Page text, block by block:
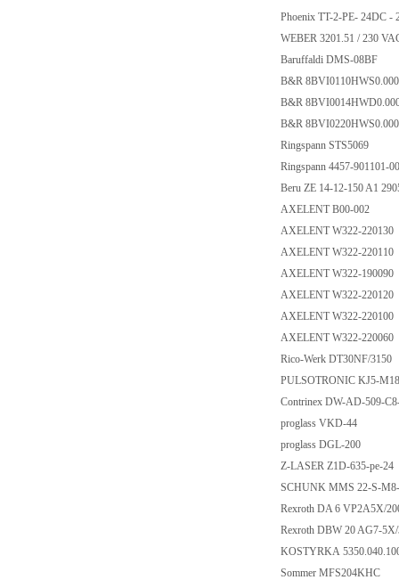
Phoenix TT-2-PE-
WEBER 3201.51 /
Baruffaldi DMS-
B&R
B&R
B&R
Ringspann
Ringspann 4457-
Beru ZE 14-12-150
AXELENT B00-
AXELENT W322-
AXELENT W322-
AXELENT W322-
AXELENT W322-
AXELENT W322-
AXELENT W322-
Rico-Werk DT30NF/
PULSOTRONIC
Contrinex DW-AD-
proglass VKD-44
proglass DGL-200
Z-LASER Z1D-635-
SCHUNK MMS 22-
Rexroth DA 6
Rexroth DBW 20 AG7-
KOSTYRKA
Sommer